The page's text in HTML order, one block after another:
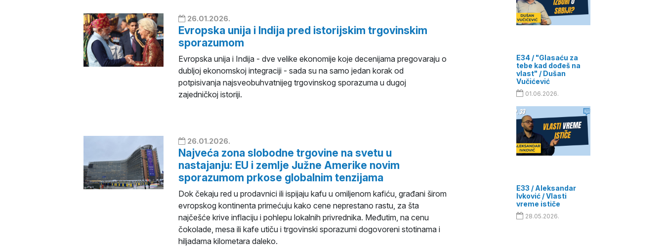
26.01.2026.
Evropska unija i Indija pred istorijskim trgovinskim
sporazumom
Evropska unija i Indija - dve velike ekonomije koje decenijama pregovaraju o
dubljoj ekonomskoj integraciji - sada su na samo jedan korak od
potpisivanja najsveobuhvatnijeg trgovinskog sporazuma u dugoj
zajedničkoj istoriji.
26.01.2026.
Najveća zona slobodne trgovine na svetu u
nastajanju: EU i zemlje Južne Amerike novim
sporazumom prkose globalnim tenzijama
Dok čekaju red u prodavnici ili ispijaju kafu u omiljenom kafiću, građani širom
evropskog kontinenta primećuju kako cene neprestano rastu, za šta
najčešće krive inflaciju i pohlepu lokalnih privrednika. Međutim, na cenu
čokolade, mesa ili kafe utiču i trgovinski sporazumi dogovoreni stotinama i
hiljadama kilometara daleko.
E34 / "Glasaću za
tebe kad dođeš na
vlast" / Dušan
Vučićević
01.06.2026.
E33 / Aleksandar
Ivković / Vlasti
vreme ističe
28.05.2026.